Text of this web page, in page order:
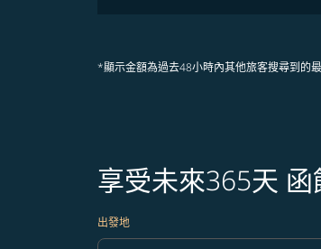
*顯示金額為過去48小時內其他旅客搜尋到的
享受未來365天
出發地